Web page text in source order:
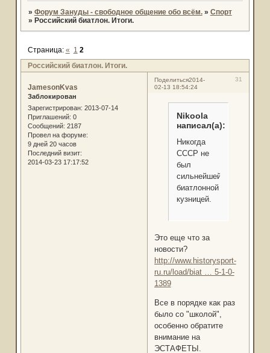
» Форум Зануды - свободное общение обо всём. » Спорт
» Российский биатлон. Итоги.
Российский биатлон. Итоги.
Страница: « 1 2
Поделиться 31
2014-
02-13 18:54:24
JamesonKvas
Заблокирован
Зарегистрирован: 2013-07-14
Приглашений: 0
Сообщений: 2187
Провел на форуме:
9 дней 20 часов
Последний визит:
2014-03-23 17:17:52
Nikoola
написал(а):
Никогда
СССР не
был
сильнейшей
биатлонной
кузницей.
Это еще что за
новости?
http://www.historysport-
ru.ru/load/biat … 5-1-0-
1389
Все в порядке как раз
было со "школой",
особенно обратите
внимание на
ЭСТАФЕТЫ.